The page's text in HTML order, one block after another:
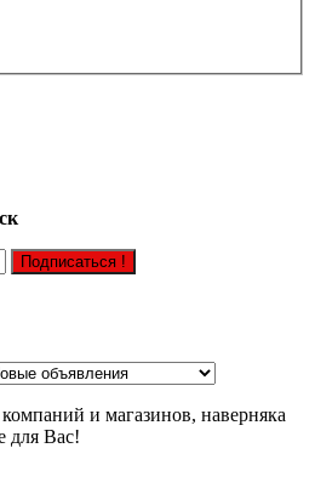
Подписаться !
и магазинов, наверняка
для Вас!